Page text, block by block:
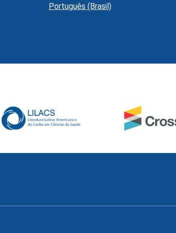
Português (Brasil)